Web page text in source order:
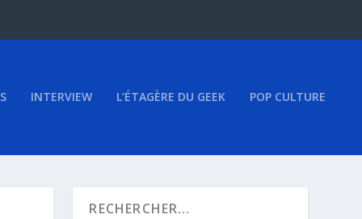
INTERVIEW L’ÉTAGÈRE DU GEEK POP CULTURE